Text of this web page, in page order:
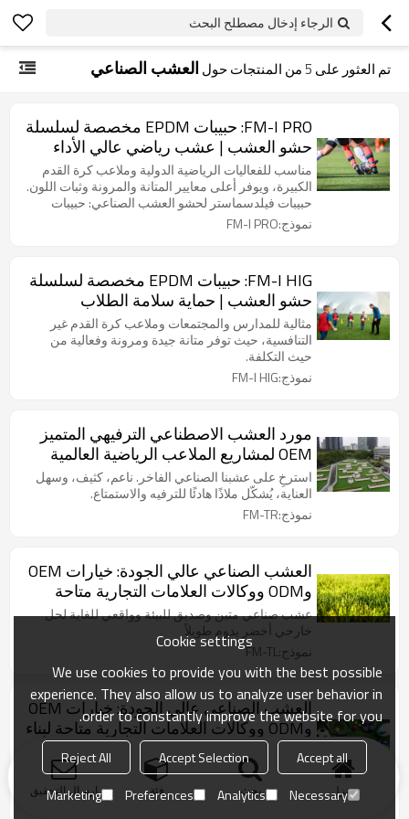
الرجاء إدخال مصطلح البحث
تم العثور على 5من المنتجات حول العشب الصناعي
FM-I PRO: حبيبات EPDM مخصصة لسلسلة
حشو العشب | عشب رياضي عالي الأداء
مناسب للفعاليات الرياضية الدولية وملاعب كرة القدم
الكبيرة، ويوفر أعلى معايير المتانة والمرونة وثبات اللون.
حبيبات فيلدسماستر لحشو العشب الصناعي: حبيبات
EPDM متينة ومقاومة للعوامل الجوية لحشو العشب
الصناعي.
نموذج:FM-I PRO
FM-I HIG: حبيبات EPDM مخصصة لسلسلة
حشو العشب | حماية سلامة الطلاب
الرياضيين
مثالية للمدارس والمجتمعات وملاعب كرة القدم غير
التنافسية، حيث توفر متانة جيدة ومرونة وفعالية من
حيث التكلفة.
نموذج:FM-I HIG
مورد العشب الاصطناعي الترفيهي المتميز
OEM لمشاريع الملاعب الرياضية العالمية
استرخِ على عشبنا الصناعي الفاخر. ناعم، كثيف، وسهل
العناية، يُشكّل ملاذًا هادئًا للترفيه والاستمتاع.
نموذج:FM-TR
العشب الصناعي عالي الجودة: خيارات OEM
وODM ووكالات العلامات التجارية متاحة
لإنشاء المناظر الطبيعية العالمية
عشب صناعي متين وصديق للبيئة وواقعي للغاية لحل
خارجي أخضر يدوم طويلاً
نموذج:FM-TL
العشب الصناعي عالي الجودة: خيارات OEM
وODM ووكالات العلامات التجارية متاحة لبناء
المرافق الرياضية العالمية
العشب الصناعي لكرة القدم هو عشب صناعي، مصنوع
عادة من مادة الألياف الصناعية، ويستخدم في مباريات
كرة القدم وملاعب التدريب.
نموذج:FM-TS
منزل بحث فئة ارسال التحقيق
Cookie settings
We use cookies to provide you with the best possible
experience. They also allow us to analyze user behavior in
order to constantly improve the website for you.
Accept all
Accept Selection
Reject All
Necessary
Analytics
Preferences
Marketing